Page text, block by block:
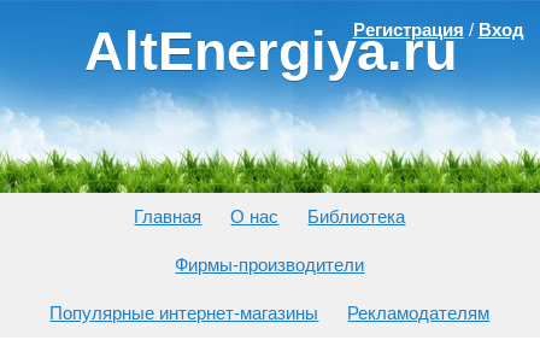
AltEnergiya.ru
Регистрация / Вход
Главная О нас Библиотека
Фирмы-производители
Популярные интернет-магазины Рекламодателям